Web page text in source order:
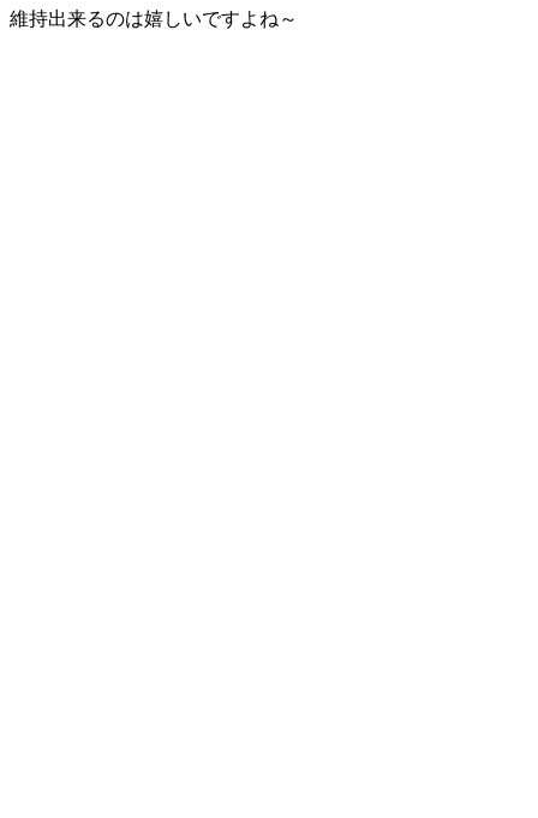
維持出来るのは嬉しいですよね～